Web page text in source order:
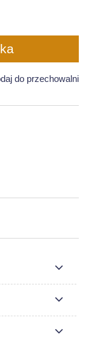
do przechowalni